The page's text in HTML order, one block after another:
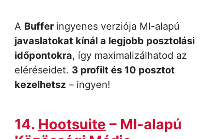
A Buffer ingyenes verziója MI-alapú
javaslatokat kínál a legjobb posztolási
időpontokra, így maximalizálhatod az
eléréseidet. 3 profilt és 10 posztot
kezelhetsz – ingyen!
14. Hootsuite – MI-alapú